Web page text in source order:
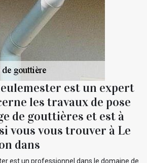
est un expert
les travaux de pose
de gouttières et est à
vous vous trouver à Le
dans
est un professionnel dans le domaine de